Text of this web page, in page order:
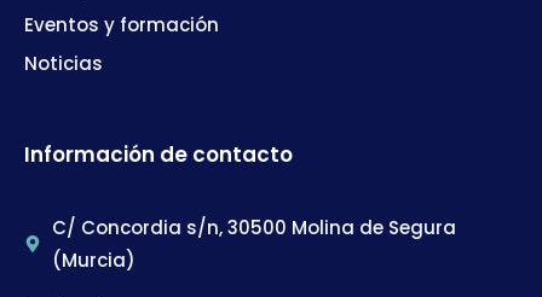
Eventos y formación
Noticias
Información de contacto
C/ Concordia s/n, 30500 Molina de Segura
(Murcia)